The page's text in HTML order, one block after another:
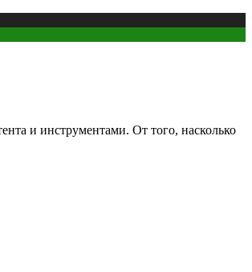
и инструментами. От того, насколько